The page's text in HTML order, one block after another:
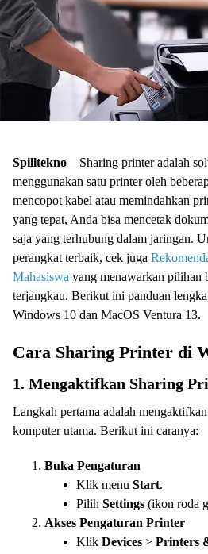
Spilltekno – Sharing printer adalah
menggunakan satu printer oleh
mencopot kabel atau memindahkan
yang tepat, Anda bisa mencetak
saja yang terhubung dalam jaringan.
perangkat terbaik, cek juga
Mahasiswa yang menawarkan pilihan
terjangkau. Berikut ini panduan
Windows 10 dan MacOS Ventura 13.
Cara Sharing Printer di
1. Mengaktifkan Sharing
Langkah pertama adalah
komputer utama. Berikut ini caranya:
Buka Pengaturan
Klik menu Start.
Pilih Settings (ikon roda
Akses Pengaturan Printer
Klik Devices > Printers